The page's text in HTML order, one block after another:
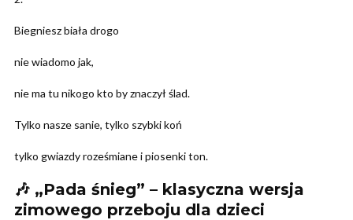
Biegniesz biała drogo
nie wiadomo jak,
nie ma tu nikogo kto by znaczył ślad.
Tylko nasze sanie, tylko szybki koń
tylko gwiazdy roześmiane i piosenki ton.
🎶 „Pada śnieg” – klasyczna wersja
zimowego przeboju dla dzieci